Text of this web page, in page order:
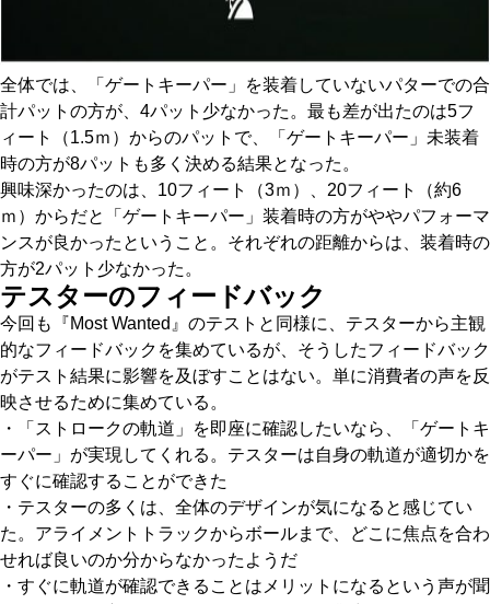
全体では、「ゲートキーパー」を装着していないパターでの合
計パットの方が、4パット少なかった。最も差が出たのは5フ
ィート（1.5ｍ）からのパットで、「ゲートキーパー」未装着
時の方が8パットも多く決める結果となった。
興味深かったのは、10フィート（3ｍ）、20フィート（約6
ｍ）からだと「ゲートキーパー」装着時の方がややパフォーマ
ンスが良かったということ。それぞれの距離からは、装着時の
方が2パット少なかった。
テスターのフィードバック
今回も『Most Wanted』のテストと同様に、テスターから主観
的なフィードバックを集めているが、そうしたフィードバック
がテスト結果に影響を及ぼすことはない。単に消費者の声を反
映させるために集めている。
・「ストロークの軌道」を即座に確認したいなら、「ゲートキ
ーパー」が実現してくれる。テスターは自身の軌道が適切かを
すぐに確認することができた
・テスターの多くは、全体のデザインが気になると感じてい
た。アライメントトラックからボールまで、どこに焦点を合わ
せれば良いのか分からなかったようだ
・すぐに軌道が確認できることはメリットになるという声が聞